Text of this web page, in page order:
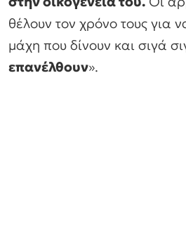
θέλουν τον χρόνο τους για
μάχη που δίνουν και σιγά
επανέλθουν».